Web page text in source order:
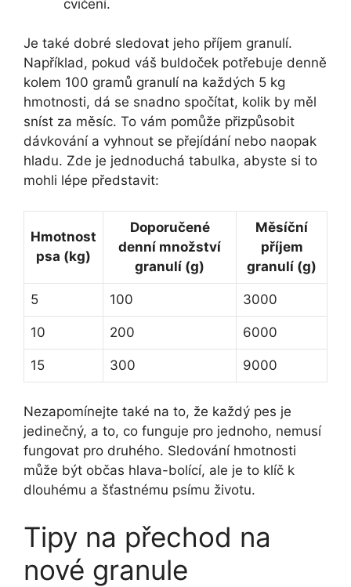
cvičení.
Je také dobré sledovat jeho příjem granulí.
Například, pokud váš buldoček potřebuje denně
kolem 100 gramů granulí na každých 5 kg
hmotnosti, dá se snadno spočítat, kolik by měl
sníst za měsíc. To vám pomůže přizpůsobit
dávkování a vyhnout se přejídání nebo naopak
hladu. Zde je jednoduchá tabulka, abyste si to
mohli lépe představit:
Hmotnost
psa (kg)
Doporučené
denní množství
granulí (g)
Měsíční
příjem
granulí (g)
5 100 3000
10 200 6000
15 300 9000
Nezapomínejte také na to, že každý pes je
jedinečný, a to, co funguje pro jednoho, nemusí
fungovat pro druhého. Sledování hmotnosti
může být občas hlava-bolící, ale je to klíč k
dlouhému a šťastnému psímu životu.
Tipy na přechod na
nové granule